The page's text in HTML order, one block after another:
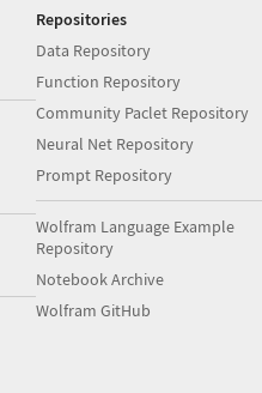
Repositories
Data Repository
Function Repository
Community Paclet Repository
Neural Net Repository
Prompt Repository
Wolfram Language Example
Repository
Notebook Archive
Wolfram GitHub